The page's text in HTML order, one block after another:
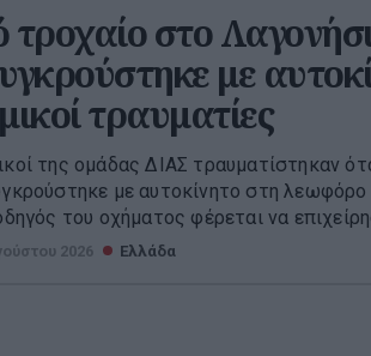
στο
με
τραυματίες
της ομάδας ΔΙΑΣ τραυματίστηκαν
με αυτοκίνητο στη
του οχήματος φέρεται να
2026 Ελλάδα